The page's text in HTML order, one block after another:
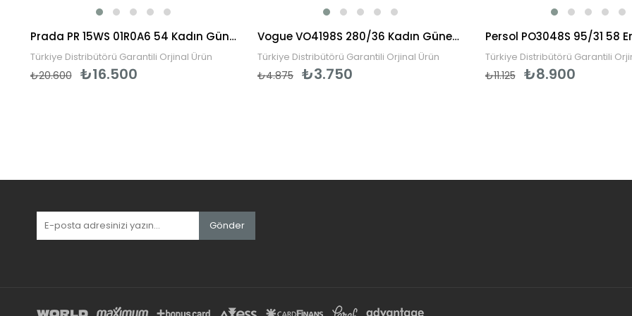
Prada PR 15WS 01R0A6 54 Kadın Güneş Gözlüğü
Türkiye Distribütörü Garantili Orjinal Ürün
₺16.500
₺20.600
Vogue VO4198S 280/36 Kadın Güneş Gözlüğü
Türkiye Distribütörü Garantili Orjinal Ürün
₺3.750
₺4.875
Türkiye Distribütörü Garantili
₺8.900
₺11.125
Gönder